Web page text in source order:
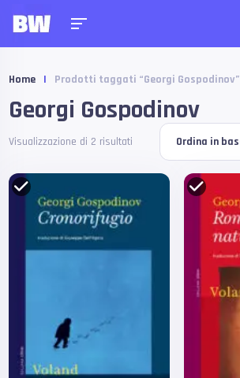
Home | Prodotti taggati “Georgi Gospodinov”
Georgi Gospodinov
Visualizzazione di 2 risultati